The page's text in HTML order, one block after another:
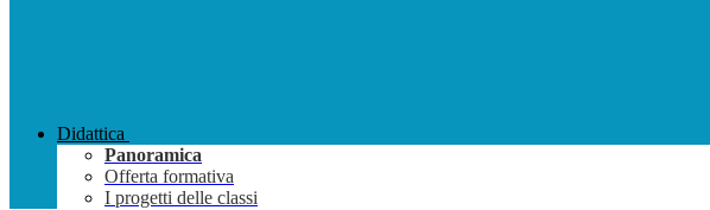
Didattica
Panoramica
Offerta formativa
I progetti delle classi